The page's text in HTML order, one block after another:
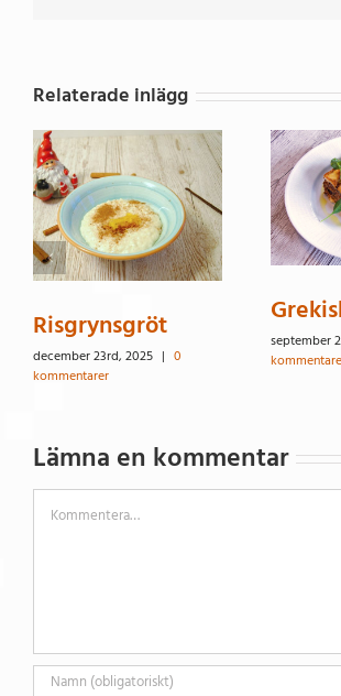
Relaterade inlägg
Risgrynsgröt
december 23rd, 2025 | 0
kommentarer
september
Lämna en kommentar
Kommentar